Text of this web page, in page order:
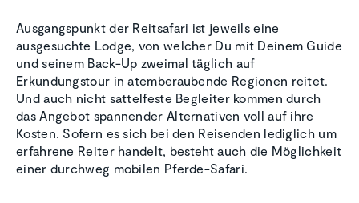
Ausgangspunkt der Reitsafari ist jeweils eine
ausgesuchte Lodge, von welcher Du mit Deinem Guide
und seinem Back-Up zweimal täglich auf
Erkundungstour in atemberaubende Regionen reitet.
Und auch nicht sattelfeste Begleiter kommen durch
das Angebot spannender Alternativen voll auf ihre
Kosten. Sofern es sich bei den Reisenden lediglich um
erfahrene Reiter handelt, besteht auch die Möglichkeit
einer durchweg mobilen Pferde-Safari.